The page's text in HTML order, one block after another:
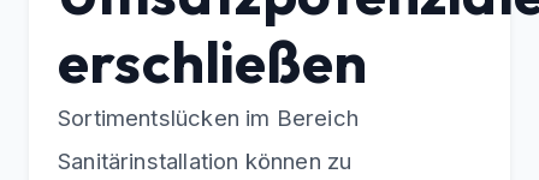
erschließen
Sortimentslücken im Bereich
Sanitärinstallation können zu